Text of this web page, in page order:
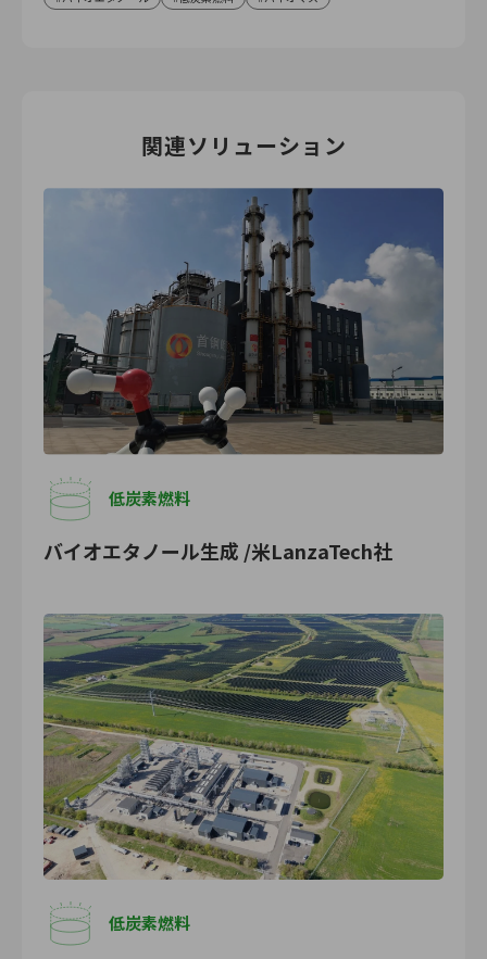
関連ソリューション
低炭素燃料
バイオエタノール生成 /米LanzaTech社
低炭素燃料